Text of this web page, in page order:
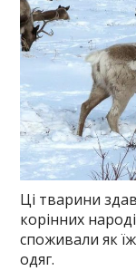
Ці тварини
корінних
споживали як
одяг.